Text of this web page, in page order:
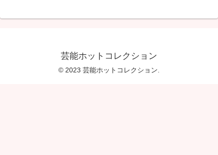
芸能ホットコレクション
© 2023 芸能ホットコレクション.